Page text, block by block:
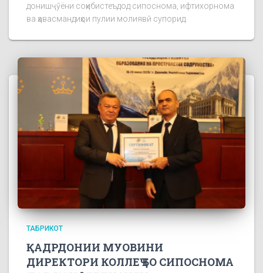
донишҷӯёни соҳибистеъдод сипоснома, ифтихорнома
ва ҳавасмандиҳои пулии молиявӣ супорид.
ТАБРИКОТ
ҚАДРДОНИИ МУОВИНИ
ДИРЕКТОРИ КОЛЛЕҶ БО СИПОСНОМА